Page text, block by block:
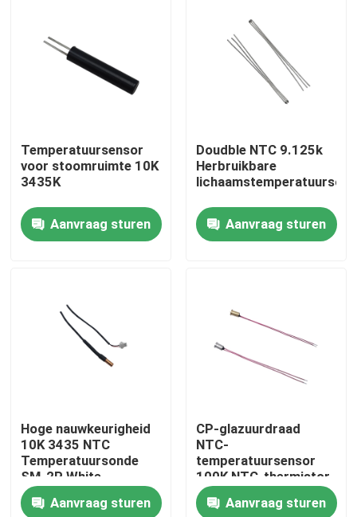
Producten
VR-show
Fabrieksreis
Kwaliteitscontrole
Medische Temperatuursensor
De oppervlakte zet Temperatuursensor op
Temperatuursensor
voor stoomruimte 10K
3435K
Aanvraag sturen
Doudble NTC 9.125k
Herbruikbare
Aanvraag sturen
Hoge nauwkeurigheid
10K 3435 NTC
Temperatuursonde
SM-2P White
Connector
Aanvraag sturen
CP-glazuurdraad
NTC-
temperatuursensor
100K NTC-thermistor
Aanvraag sturen